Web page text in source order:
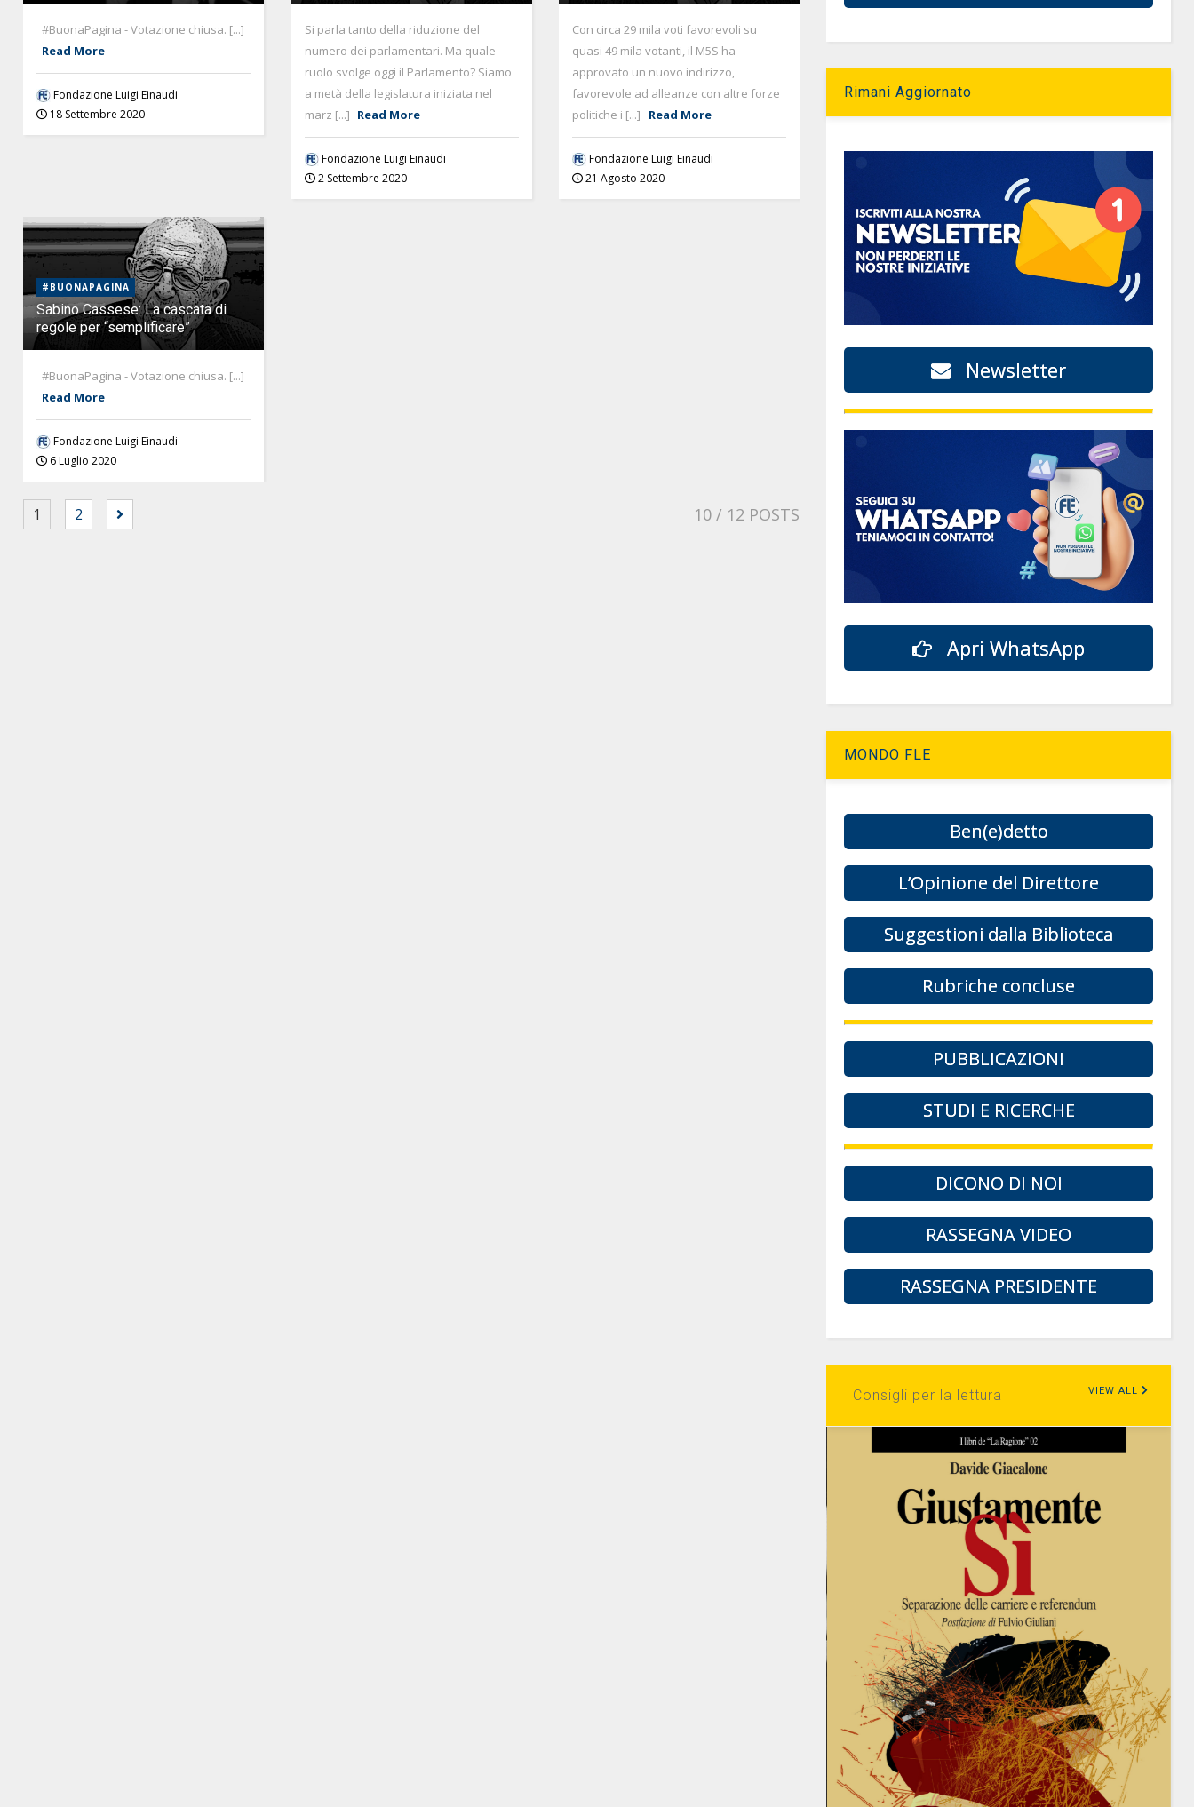
#BuonaPagina - Votazione chiusa. [...]
Read More
Fondazione Luigi Einaudi
18 Settembre 2020
Si parla tanto della riduzione del
numero dei parlamentari. Ma quale
ruolo svolge oggi il Parlamento? Siamo
a metà della legislatura iniziata nel
marz [...] Read More
Fondazione Luigi Einaudi
2 Settembre 2020
Con circa 29 mila voti favorevoli su
quasi 49 mila votanti, il M5S ha
approvato un nuovo indirizzo,
favorevole ad alleanze con altre forze
politiche i [...]
Read More
Fondazione Luigi Einaudi
21 Agosto 2020
#BUONAPAGINA
Sabino Cassese: La cascata di
regole per “semplificare”
#BuonaPagina - Votazione chiusa. [...]
Read More
Fondazione Luigi Einaudi
6 Luglio 2020
1 2 10 / 12 POSTS
Rimani Aggiornato
Newsletter
Apri WhatsApp
MONDO FLE
Ben(e)detto
L’Opinione del Direttore
Suggestioni dalla Biblioteca
Rubriche concluse
PUBBLICAZIONI
STUDI E RICERCHE
DICONO DI NOI
RASSEGNA VIDEO
RASSEGNA PRESIDENTE
Consigli per la lettura VIEW ALL